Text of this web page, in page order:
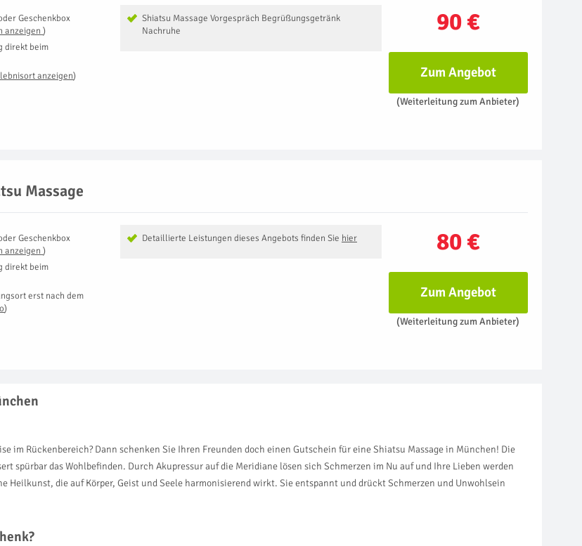
90 €
Shiatsu Massage Vorgespräch Begrüßungsgetränk
Nachruhe
Geschenkbox
anzeigen )
direkt beim
anzeigen) Zum Angebot
(Weiterleitung zum Anbieter)
Massage
80 €
Detaillierte Leistungen dieses Angebots finden Sie hier
Geschenkbox
anzeigen )
direkt beim
erst nach dem
)
Zum Angebot
(Weiterleitung zum Anbieter)
im Rückenbereich? Dann schenken Sie Ihren Freunden doch einen Gutschein für eine Shiatsu Massage in München! Die
spürbar das Wohlbefinden. Durch Akupressur auf die Meridiane lösen sich Schmerzen im Nu auf und Ihre Lieben werden
die auf Körper, Geist und Seele harmonisierend wirkt. Sie entspannt und drückt Schmerzen und Unwohlsein